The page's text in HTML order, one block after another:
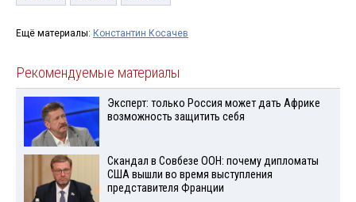
Ещё материалы: Константин Косачев
Рекомендуемые материалы
Эксперт: только Россия может дать Африке
возможность защитить себя
Скандал в Совбезе ООН: почему дипломаты
США вышли во время выступления
представителя Франции